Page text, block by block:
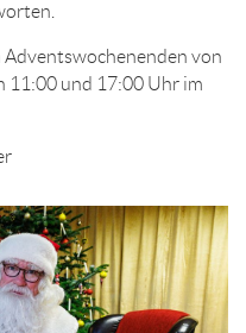
von
11:00 und 17:00 Uhr im